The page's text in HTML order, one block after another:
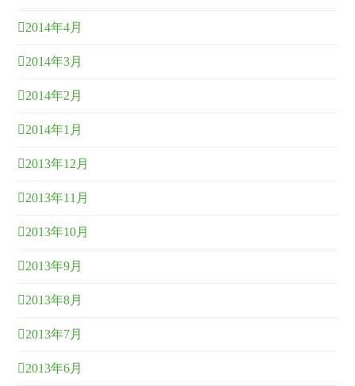
2014年4月
2014年3月
2014年2月
2014年1月
2013年12月
2013年11月
2013年10月
2013年9月
2013年8月
2013年7月
2013年6月